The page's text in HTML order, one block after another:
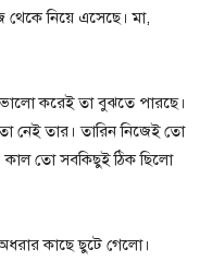
নিয়ে এসেছে। মা,
ভালো করেই তা বুঝতে পারছে।
নেই তার। তারিন নিজেই তো
কাল তো সবকিছুই ঠিক ছিলো
কাছে ছুটে গেলো।